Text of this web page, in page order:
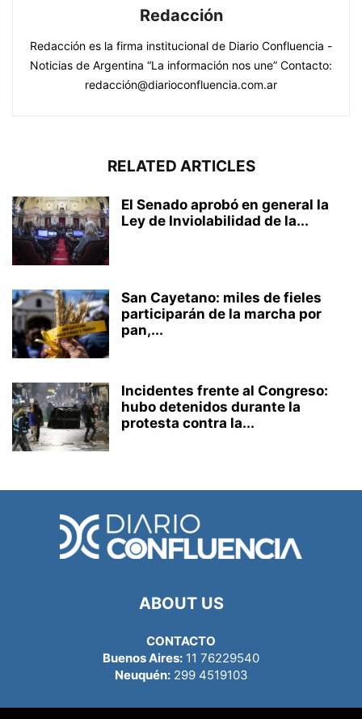
Redacción
Redacción es la firma institucional de Diario Confluencia -
Noticias de Argentina “La información nos une” Contacto:
redacción@diarioconfluencia.com.ar
RELATED ARTICLES
El Senado aprobó en general la
Ley de Inviolabilidad de la...
San Cayetano: miles de fieles
participarán de la marcha por
pan,...
Incidentes frente al Congreso:
hubo detenidos durante la
protesta contra la...
ABOUT US
CONTACTO
Buenos Aires: 11 76229540
Neuquén:299 4519103